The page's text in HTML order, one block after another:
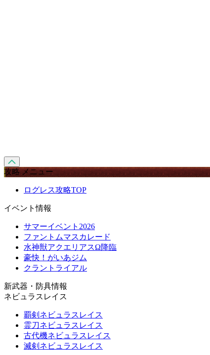
攻略 メニュー
ログレス攻略TOP
イベント情報
サマーイベント2026
ファントムマスカレード
水神獣アクエリアスΩ降臨
豪快！がいあジム
クラントライアル
新武器・防具情報
ネビュラスレイス
覇剣ネビュラスレイス
霊刀ネビュラスレイス
古代機ネビュラスレイス
滅剣ネビュラスレイス